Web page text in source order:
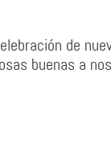
de
buenas a